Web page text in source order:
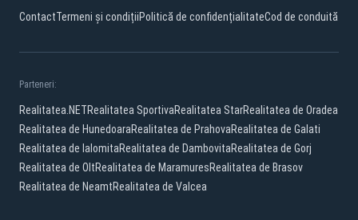
ContactTermeni și condițiiPolitică de confidențialitateCod de conduită
Parteneri:
Realitatea.NETRealitatea SportivaRealitatea StarRealitatea de Oradea
Realitatea de HunedoaraRealitatea de PrahovaRealitatea de Galati
Realitatea de IalomitaRealitatea de DambovitaRealitatea de Gorj
Realitatea de OltRealitatea de MaramuresRealitatea de Brasov
Realitatea de NeamtRealitatea de Valcea